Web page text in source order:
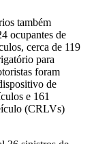
também
ocupantes de
cerca de 119
para
foram
de
e 161
(CRLVs)